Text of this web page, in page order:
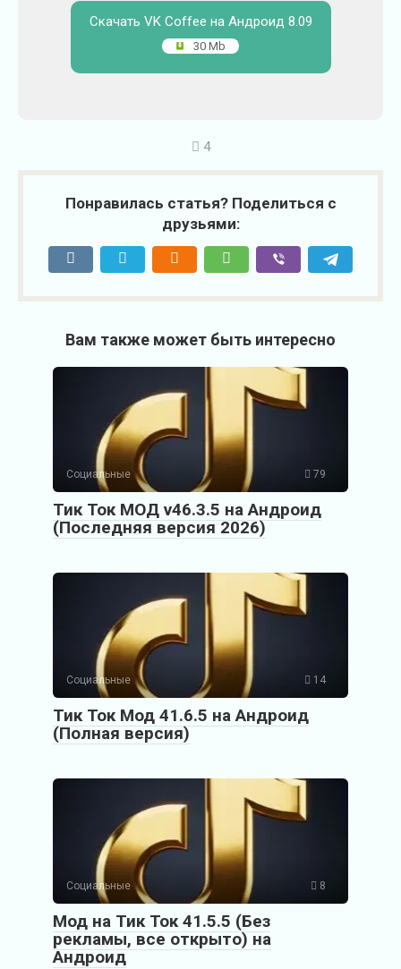
Скачать VK Coffee на Андроид 8.09
30 Mb
4
Понравилась статья? Поделиться с
друзьями:
Вам также может быть интересно
Социальные 79
Тик Ток МОД v46.3.5 на Андроид
(Последняя версия 2026)
Социальные 14
Тик Ток Мод 41.6.5 на Андроид
(Полная версия)
Социальные 8
Мод на Тик Ток 41.5.5 (Без
рекламы, все открыто) на
Андроид